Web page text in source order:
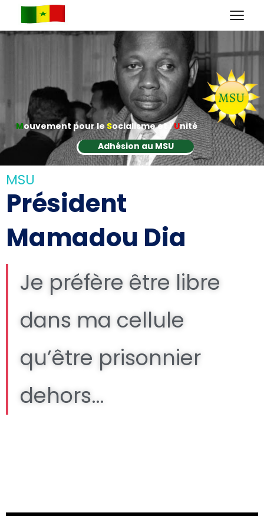
Mouvement pour leSocialisme et l'Unité
Adhésion au MSU
MSU
Président
Mamadou Dia
Je préfère être libre
dans ma cellule
qu’être prisonnier
dehors…